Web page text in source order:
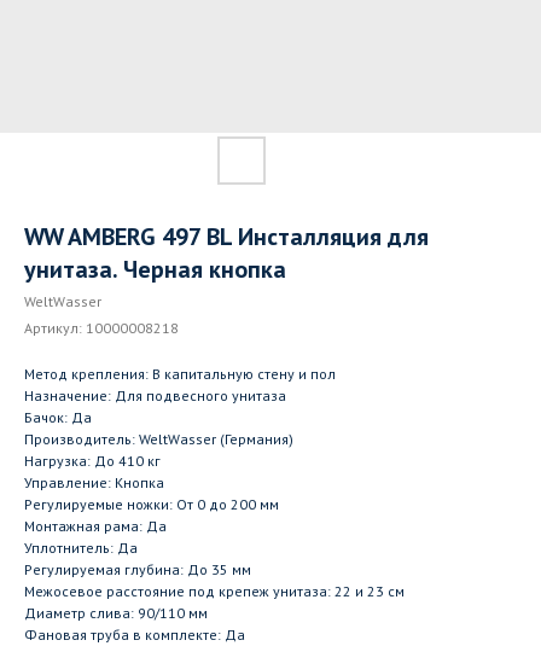
WW AMBERG 497 BL Инсталляция для
унитаза. Черная кнопка
WeltWasser
Артикул: 10000008218
Метод крепления: В капитальную стену и пол
Назначение: Для подвесного унитаза
Бачок: Да
Производитель: WeltWasser (Германия)
Нагрузка: До 410 кг
Управление: Кнопка
Регулируемые ножки: От 0 до 200 мм
Монтажная рама: Да
Уплотнитель: Да
Регулируемая глубина: До 35 мм
Межосевое расстояние под крепеж унитаза: 22 и 23 см
Диаметр слива: 90/110 мм
Фановая труба в комплекте: Да